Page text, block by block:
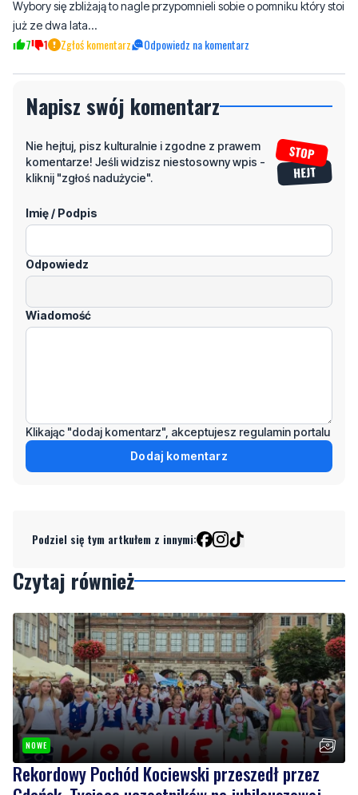
Wybory się zbliżają to nagle przypomnieli sobie o pomniku który stoi
już ze dwa lata...
7 1 Zgłoś komentarz Odpowiedz na komentarz
Napisz swój komentarz
Nie hejtuj, pisz kulturalnie i zgodne z prawem
komentarze! Jeśli widzisz niestosowny wpis -
kliknij "zgłoś nadużycie".
Imię / Podpis
Odpowiedz
Wiadomość
Klikając "dodaj komentarz", akceptujesz regulamin portalu
Dodaj komentarz
Podziel się tym artkułem z innymi:
Czytaj również
NOWE
Rekordowy Pochód Kociewski przeszedł przez